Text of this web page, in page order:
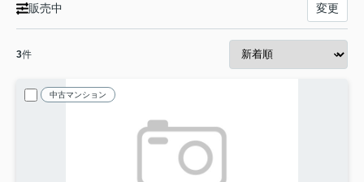
販売中 変更
3件
中古マンション